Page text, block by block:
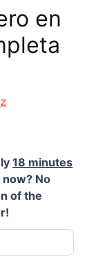
en
18 minutes
No
of the